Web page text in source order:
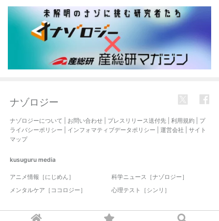
ナゾロジー
ナゾロジーについて お問い合わせ プレスリリース送付先 利用規約
プ
ライバシーポリシー
インフォマティブデータポリシー 運営会社
サイト
マップ
kusuguru media
アニメ情報［にじめん］
科学ニュース［ナゾロジー］
メンタルケア［ココロジー］
心理テスト［シンリ］
© 2017-2026 nazology. all rights reserved.